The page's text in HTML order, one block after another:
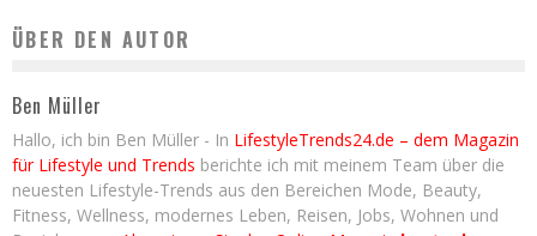
ÜBER DEN AUTOR
Ben Müller
Hallo, ich bin Ben Müller - In LifestyleTrends24.de – dem Magazin
für Lifestyle und Trends berichte ich mit meinem Team über die
neuesten Lifestyle-Trends aus den Bereichen Mode, Beauty,
Fitness, Wellness, modernes Leben, Reisen, Jobs, Wohnen und